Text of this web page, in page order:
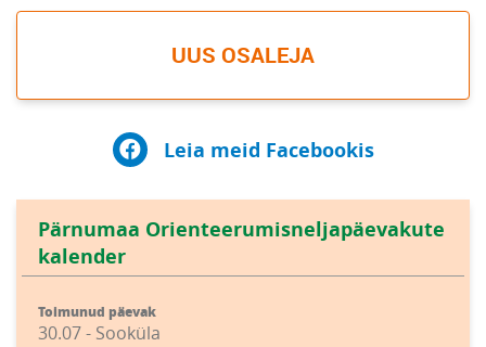
UUS OSALEJA
Leia meid Facebookis
Pärnumaa Orienteerumisneljapäevakute
kalender
Toimunud päevak
30.07 - Sooküla